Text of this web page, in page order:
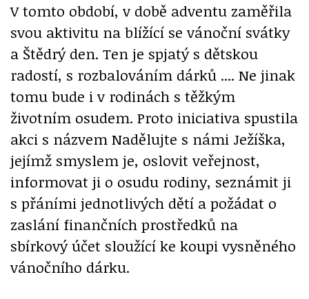
V tomto období, v době adventu zaměřila
svou aktivitu na blížící se vánoční svátky
a Štědrý den. Ten je spjatý s dětskou
radostí, s rozbalováním dárků .... Ne jinak
tomu bude i v rodinách s těžkým
životním osudem. Proto iniciativa spustila
akci s názvem Nadělujte s námi Ježíška,
jejímž smyslem je, oslovit veřejnost,
informovat ji o osudu rodiny, seznámit ji
s přáními jednotlivých dětí a požádat o
zaslání finančních prostředků na
sbírkový účet sloužící ke koupi vysněného
vánočního dárku.